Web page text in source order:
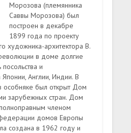
Морозова (племянника
Саввы Морозова) был
построен в декабре
1899 года по проекту
художника-архитектора В.
в доме долгие
и
Японии, Англии, Индии. В
особняке был открыт Дом
зарубежных стран. Дом
членом
домов Европы
создана в 1962 году и